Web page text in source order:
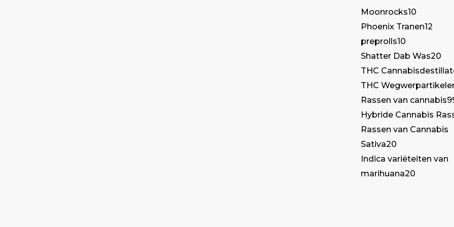
Moonrocks10
Phoenix Tranen12
preprolls10
Shatter Dab Was20
THC
THC
Rassen van cannabis
Hybride Cannabis
Rassen van Cannabis
Sativa20
Indica variëteiten van
marihuana20